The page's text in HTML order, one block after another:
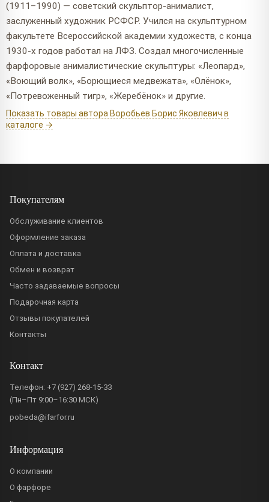
(1911–1990) — советский скульптор-анималист,
заслуженный художник РСФСР. Учился на скульптурном
факультете Всероссийской академии художеств, с конца
1930-х годов работал на ЛФЗ. Создал многочисленные
фарфоровые анималистические скульптуры: «Леопард»,
«Воющий волк», «Борющиеся медвежата», «Олёнок»,
«Потревоженный тигр», «Жеребёнок» и другие.
Показать товары автора Воробьев Борис Яковлевич в
каталоге →
Покупателям
Обслуживание клиентов
Оформление заказа
Оплата и доставка
Обмен и возврат
Часто задаваемые вопросы
Подарочная карта
Отзывы покупателей
Контакты
Контакт
Телефон: +7 (927) 268-15-33
(Пн–Пт 9:00–16:30 МСК)
pobeda@ifarfor.ru
Информация
О компании
О фарфоре